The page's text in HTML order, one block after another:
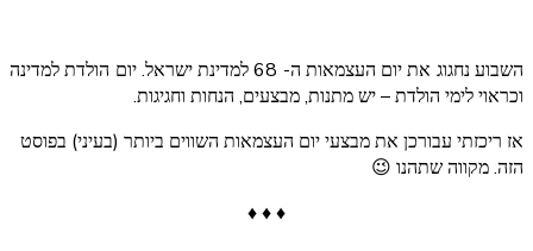
העצמאות
באתרים
השבוע נחגוג את יום העצמאות ה- 68 למדינת ישראל. יום הולדת למדינה
וכראוי לימי הולדת – יש מתנות, מבצעים, הנחות וחגיגות.
אז ריכזתי עבורכן את מבצעי יום העצמאות השווים ביותר (בעיני) בפוסט
הזה. מקווה שתהנו 😉
♦ ♦ ♦